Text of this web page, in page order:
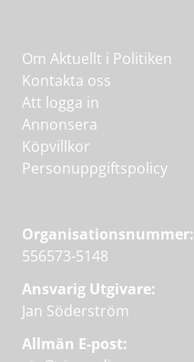
Om Aktuellt i Politiken
Kontakta oss
Att logga in
Annonsera
Köpvillkor
Personuppgiftspolicy
Organisationsnummer:
556573-5148
Ansvarig Utgivare:
Jan Söderström
Allmän E-post: